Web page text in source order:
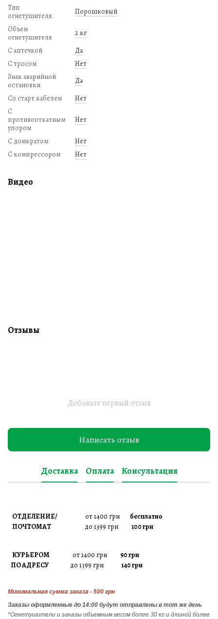
Тип
огнетушителя
Порошковый
Объем
огнетушителя
2 кг
С аптечкой
Да
С тросом
Нет
Знак аварийной
остановки
Да
Со старт кабелем
Нет
С
противооткатным
упором
Нет
С домкратом
Нет
С компрессором
Нет
Видео
Отзывы
Добавьте первый отзыв
Написать отзыв
Доставка Оплата Консультация
ОТДЕЛЕНИЕ/ от 1400 грн бесплатно
ПОЧТОМАТ до 1399 грн 100 грн
КУРЬЕРОМ от 1400 грн 90 грн
ПО АДРЕСУ до 1399 грн 140 грн
Минимальная сумма заказа - 500 грн
Заказы оформленные до 14:00 будут отправлены в тот же день
*Огнетушители и заказы объемным весом более 30 кг и длиной более